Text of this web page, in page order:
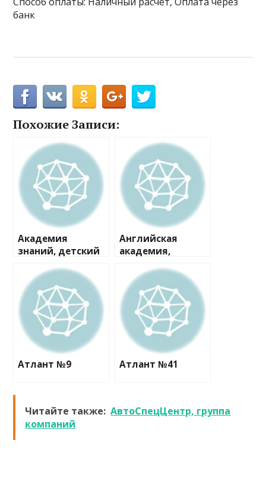
банк
Похожие Записи:
Академия
знаний, детский
центр
Английская
академия,
детский сад
Атлант №9 Атлант №41
Читайте также: АвтоСпецЦентр, группа
компаний